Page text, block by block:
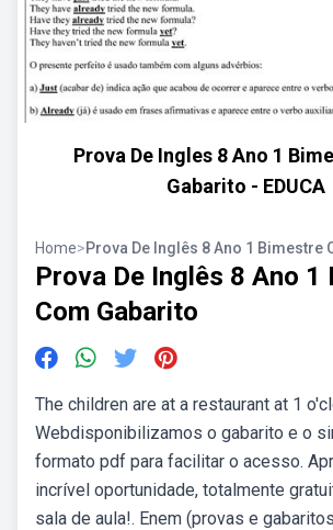
Prova De Ingles 8 Ano 1
Gabarito - EDUCA
Home>Prova De Inglês 8 Ano 1 Bimestre
Prova De Inglês 8 Ano 1
Com Gabarito
The children are at a restaurant at 1
Webdisponibilizamos o gabarito e o
formato pdf para facilitar o acesso.
incrível oportunidade, totalmente
sala de aula!. Enem (provas e